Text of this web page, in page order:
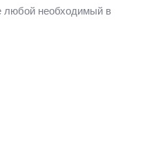
любой необходимый в